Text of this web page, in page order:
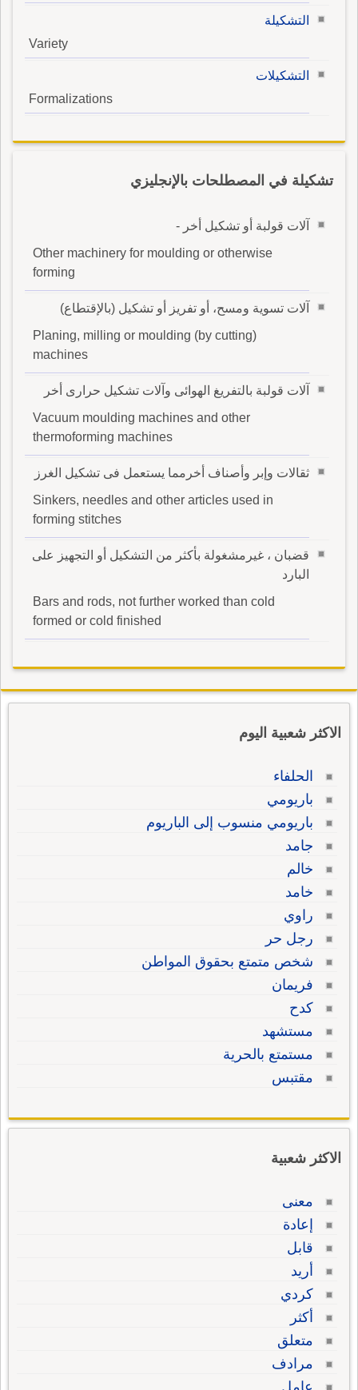
التشكيلة
Variety
التشكيلات
Formalizations
تشكيلة في المصطلحات بالإنجليزي
آلات قولبة أو تشكيل أخر -
Other machinery for moulding or otherwise
forming
آلات تسوية ومسح، أو تفريز أو تشكيل (بالإقتطاع)
Planing, milling or moulding (by cutting)
machines
آلات قولبة بالتفريغ الهوائى وآلات تشكيل حرارى أخر
Vacuum moulding machines and other
thermoforming machines
ثقالات وإبر وأصناف أخرمما يستعمل فى تشكيل الغرز
Sinkers, needles and other articles used in
forming stitches
قضبان ، غيرمشغولة بأكثر من التشكيل أو التجهيز على
البارد
Bars and rods, not further worked than cold
formed or cold finished
الاكثر شعبية اليوم
الحلفاء
باريومي
باريومي منسوب إلى الباريوم
جامد
خالم
خامد
راوي
رجل حر
شخص متمتع بحقوق المواطن
فريمان
كدح
مستشهد
مستمتع بالحرية
مقتبس
الاكثر شعبية
معنى
إعادة
قابل
أريد
كردي
أكثر
متعلق
مرادف